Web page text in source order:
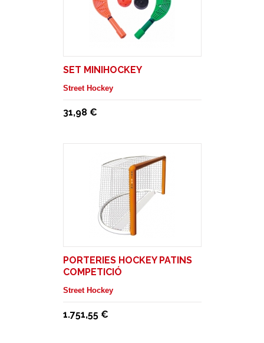
SET MINIHOCKEY
Street Hockey
31,98 €
PORTERIES HOCKEY PATINS
COMPETICIÓ
Street Hockey
1.751,55 €